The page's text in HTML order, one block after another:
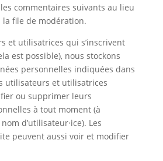
commentaires suivants au lieu
file de modération.
et utilisatrices qui s’inscrivent
est possible), nous stockons
personnelles indiquées dans
utilisateurs et utilisatrices
ou supprimer leurs
à tout moment (à
d’utilisateur·ice). Les
peuvent aussi voir et modifier